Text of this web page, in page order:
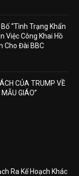
“Tình Trạng Khẩn
Việc Công Khai Hồ
Cho Đài BBC
CỦA TRUMP VỀ
MẪU GIÁO”
Ra Kế Hoạch Khác